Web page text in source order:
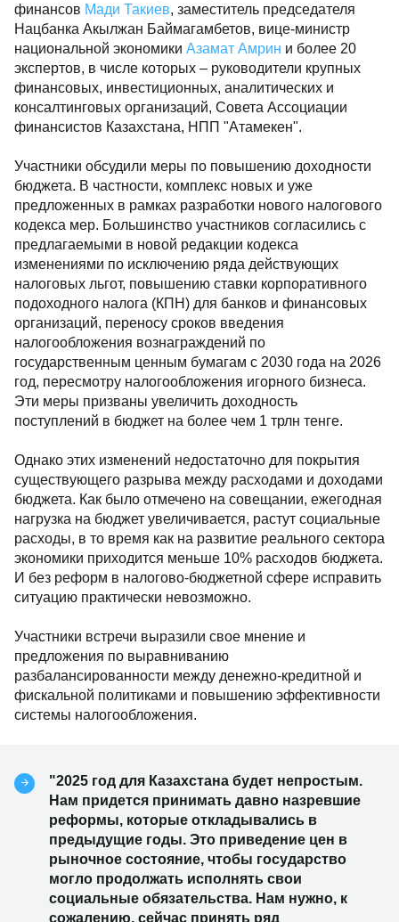
финансов Мади Такиев, заместитель председателя
Нацбанка Акылжан Баймагамбетов, вице-министр
национальной экономики Азамат Амрин и более 20
экспертов, в числе которых – руководители крупных
финансовых, инвестиционных, аналитических и
консалтинговых организаций, Совета Ассоциации
финансистов Казахстана, НПП "Атамекен".
Участники обсудили меры по повышению доходности
бюджета. В частности, комплекс новых и уже
предложенных в рамках разработки нового налогового
кодекса мер. Большинство участников согласились с
предлагаемыми в новой редакции кодекса
изменениями по исключению ряда действующих
налоговых льгот, повышению ставки корпоративного
подоходного налога (КПН) для банков и финансовых
организаций, переносу сроков введения
налогообложения вознаграждений по
государственным ценным бумагам с 2030 года на 2026
год, пересмотру налогообложения игорного бизнеса.
Эти меры призваны увеличить доходность
поступлений в бюджет на более чем 1 трлн тенге.
Однако этих изменений недостаточно для покрытия
существующего разрыва между расходами и доходами
бюджета. Как было отмечено на совещании, ежегодная
нагрузка на бюджет увеличивается, растут социальные
расходы, в то время как на развитие реального сектора
экономики приходится меньше 10% расходов бюджета.
И без реформ в налогово-бюджетной сфере исправить
ситуацию практически невозможно.
Участники встречи выразили свое мнение и
предложения по выравниванию
разбалансированности между денежно-кредитной и
фискальной политиками и повышению эффективности
системы налогообложения.
"2025 год для Казахстана будет непростым.
Нам придется принимать давно назревшие
реформы, которые откладывались в
предыдущие годы. Это приведение цен в
рыночное состояние, чтобы государство
могло продолжать исполнять свои
социальные обязательства. Нам нужно, к
сожалению, сейчас принять ряд